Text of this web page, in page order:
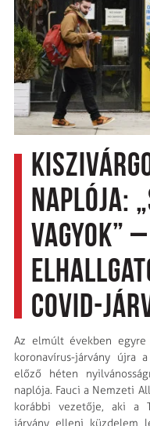
naplója:
vagyok”
Covid-
Az elmúlt években
koronavírus-járvány újra
előző héten
naplója. Fauci a Nemzeti
korábbi vezetője, aki a